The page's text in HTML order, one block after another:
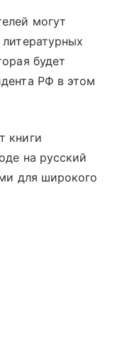
могут
будет
РФ в этом
книги
на русский
для широкого